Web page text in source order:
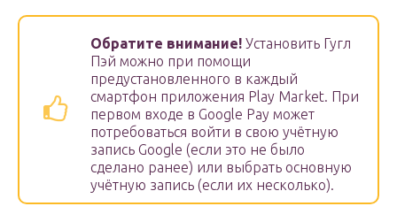
Обратите внимание! Установить Гугл
Пэй можно при помощи
предустановленного в каждый
смартфон приложения Play Market. При
первом входе в Google Pay может
потребоваться войти в свою учётную
запись Google (если это не было
сделано ранее) или выбрать основную
учётную запись (если их несколько).